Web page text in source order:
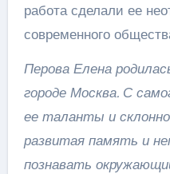
работа сделали ее
современного
Перова Елена
городе Москва. С
ее таланты и
развитая память и
познавать